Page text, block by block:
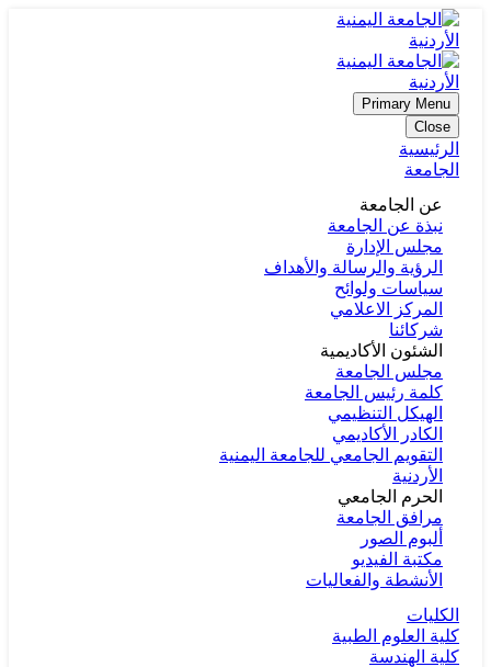
Primary Menu
Close
الرئيسية
الجامعة
عن الجامعة
نبذة عن الجامعة
مجلس الإدارة
الرؤية والرسالة والأهداف
سياسات ولوائح
المركز الاعلامي
شركائنا
الشئون الأكاديمية
مجلس الجامعة
كلمة رئيس الجامعة
الهيكل التنظيمي
الكادر الأكاديمي
التقويم الجامعي للجامعة اليمنية
الأردنية
الحرم الجامعي
مرافق الجامعة
ألبوم الصور
مكتبة الفيديو
الأنشطة والفعاليات
الكليات
كلية العلوم الطبية
كلية الهندسة